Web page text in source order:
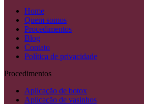
Home
Quem somos
Procedimentos
Blog
Contato
Política de privacidade
Procedimentos
Aplicação de botox
Aplicação de vasinhos